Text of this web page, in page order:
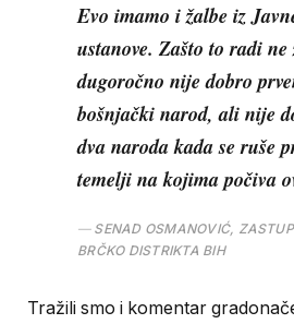
Evo imamo i žalbe iz
ustanove. Zašto to radi ne
dugoročno nije dobro
bošnjački narod, ali nije
dva naroda kada se ruše
temelji na kojima počiva
SENAD OSMANOVIĆ,
BRČKO DISTRIKTA BIH
Tražili smo i komentar